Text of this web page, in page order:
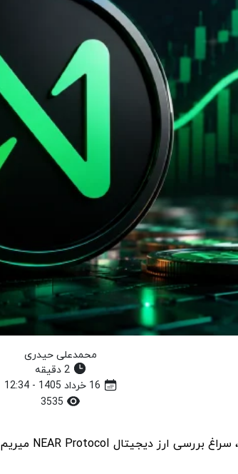
محمدعلی حیدری
2 دقیقه